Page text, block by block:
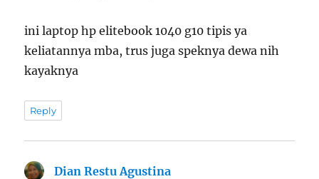
ini laptop hp elitebook 1040 g10 tipis ya
keliatannya mba, trus juga speknya dewa nih
kayaknya
Reply
Dian Restu Agustina